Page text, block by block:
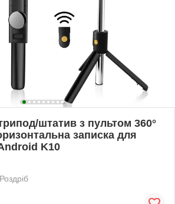
штатив з пультом 360°
записка для
K10
Роздріб